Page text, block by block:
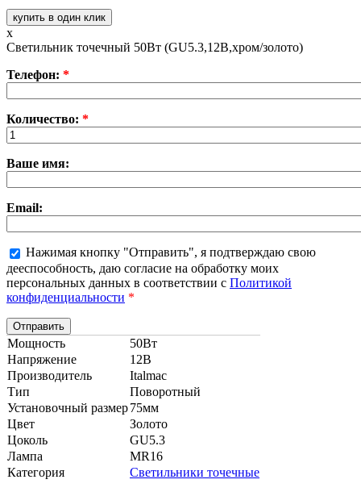
купить в один клик
x
Светильник точечный 50Вт (GU5.3,12В,хром/золото)
Телефон: *
Количество: *
Ваше имя:
Email:
Нажимая кнопку "Отправить", я подтверждаю свою
дееспособность, даю согласие на обработку моих
персональных данных в соответствии с Политикой
конфиденциальности *
Мощность
50Вт
Напряжение
12В
Производитель
Italmac
Тип
Поворотный
Установочный размер75мм
Цвет
Золото
Цоколь
GU5.3
Лампа
MR16
Категория
Светильники точечные